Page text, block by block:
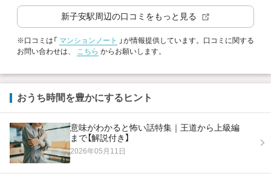
新子安駅周辺の口コミをもっと見る
※口コミは「 マンションノート
」が情報提供しています。口コミに関する
お問い合わせは、 こちら からお願いします。
おうち時間を豊かにするヒント
意味がわかると怖い話特集｜王道から上級編
まで【解説付き】
2026年05月11日